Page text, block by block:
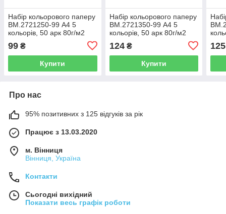
Набір кольорового паперу
BM.2721250-99 А4 5
кольорів, 50 арк 80г/м2
99 ₴
Купити
Набір кольорового паперу
BM.2721350-99 А4 5
кольорів, 50 арк 80г/м2
124₴
Купити
125
Про нас
95% позитивних з 125 відгуків за рік
Працює з 13.03.2020
м. Вінниця
Вінниця, Україна
Контакти
Сьогодні вихідний
Показати весь графік роботи